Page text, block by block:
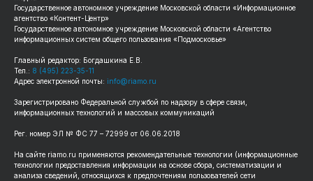
Государственное автономное учреждение Московской области «Информационное
агентство «Контент-Центр»
Государственное автономное учреждение Московской области «Агентство
информационных систем общего пользования «Подмосковье»
Главный редактор: Богдашкина Е.В.
Тел.: 8 (495) 223-35-11
Адрес электронной почты: info@riamo.ru
Зарегистрировано Федеральной службой по надзору в сфере связи,
информационных технологий и массовых коммуникаций
Рег. номер ЭЛ № ФС 77 – 72999 от 06.06.2018
На сайте riamo.ru применяются рекомендательные технологии (информационные
технологии предоставления информации на основе сбора, систематизации и
анализа сведений, относящихся к предпочтениям пользователей сети